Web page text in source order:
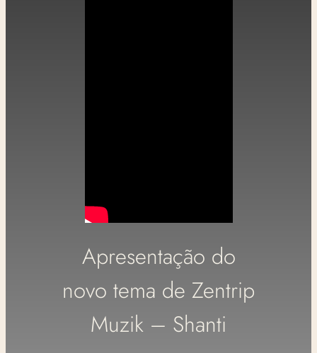
Apresentação do
novo tema de Zentrip
Muzik – Shanti